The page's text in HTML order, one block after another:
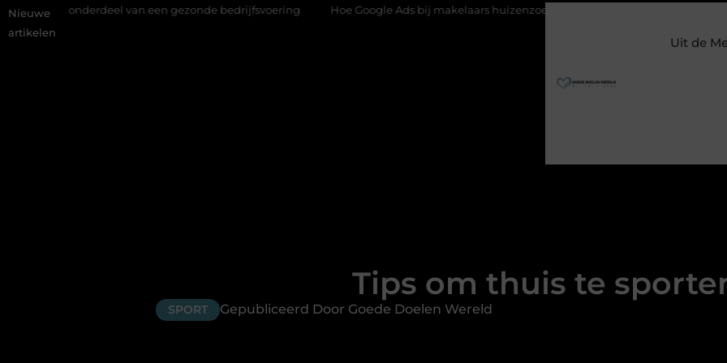
Nieuwe
artikelen
van een gezonde bedrijfsvoering Hoe Google Ads bij makelaars huizenzoekers bereikt op het juiste moment
Uit de
Tips om thuis te
SPORT Gepubliceerd Door Goede Doelen Wereld